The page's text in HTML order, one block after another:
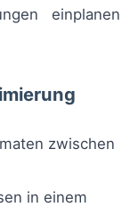
einplanen
zwischen
in einem